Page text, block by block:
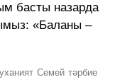
басты назарда
«Баланы –
Семей тәрбие